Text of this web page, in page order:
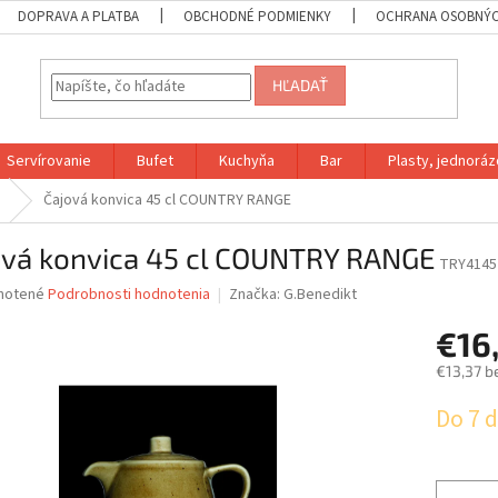
DOPRAVA A PLATBA OBCHODNÉ PODMIENKY OCHRANA
HĽADAŤ
Servírovanie Bufet Kuchyňa Bar Plasty,
Čajová konvica 45 cl COUNTRY RANGE
konvica 45 cl COUNTRY RANGE TRY4145
Podrobnosti hodnotenia Značka: G.Benedikt
€13,37
cena:
Do 7